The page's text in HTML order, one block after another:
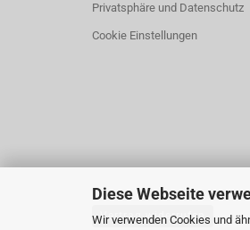
Diese Webseite
Wir verwenden Cookies und
Privatsphäre und Datenschutz
Cookie Einstellungen
Vertrag widerrufen